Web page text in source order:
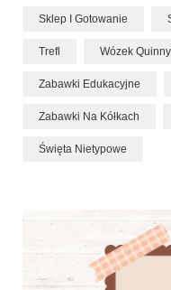
Sklep I Gotowanie
Trefl Wózek Quinny
Zabawki Edukacyjne
Zabawki Na Kółkach
Święta Nietypowe